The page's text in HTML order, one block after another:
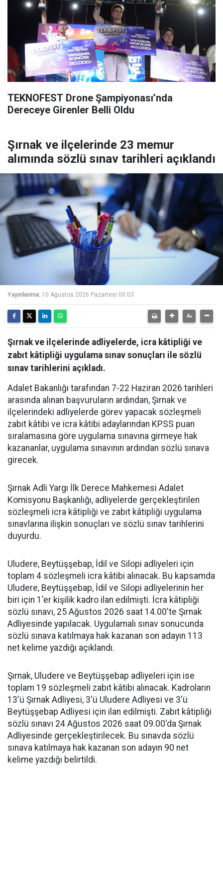
TEKNOFEST Drone Şampiyonası’nda
Dereceye Girenler Belli Oldu
Şırnak ve ilçelerinde 23 memur
alımında sözlü sınav tarihleri açıklandı
Yayınlanma: 10 Ağustos 2026 Pazartesi 00:03
Şırnak ve ilçelerinde adliyelerde, icra kâtipliği ve
zabıt kâtipliği uygulama sınav sonuçları ile sözlü
sınav tarihlerini açıkladı.
Adalet Bakanlığı tarafından 7-22 Haziran 2026 tarihleri
arasında alınan başvuruların ardından, Şırnak ve
ilçelerindeki adliyelerde görev yapacak sözleşmeli
zabıt kâtibi ve icra kâtibi adaylarından KPSS puan
sıralamasına göre uygulama sınavına girmeye hak
kazananlar, uygulama sınavının ardından sözlü sınava
girecek.
Şırnak Adli Yargı İlk Derece Mahkemesi Adalet
Komisyonu Başkanlığı, adliyelerde gerçekleştirilen
sözleşmeli icra kâtipliği ve zabıt kâtipliği uygulama
sınavlarına ilişkin sonuçları ve sözlü sınav tarihlerini
duyurdu.
Uludere, Beytüşşebap, İdil ve Silopi adliyeleri için
toplam 4 sözleşmeli icra kâtibi alınacak. Bu kapsamda
Uludere, Beytüşşebap, İdil ve Silopi adliyelerinin her
biri için 1'er kişilik kadro ilan edilmişti. İcra kâtipliği
sözlü sınavı, 25 Ağustos 2026 saat 14.00'te Şırnak
Adliyesinde yapılacak. Uygulamalı sınav sonucunda
sözlü sınava katılmaya hak kazanan son adayın 113
net kelime yazdığı açıklandı.
Şırnak, Uludere ve Beytüşşebap adliyeleri için ise
toplam 19 sözleşmeli zabıt kâtibi alınacak. Kadroların
13'ü Şırnak Adliyesi, 3'ü Uludere Adliyesi ve 3'ü
Beytüşşebap Adliyesi için ilan edilmişti. Zabıt kâtipliği
sözlü sınavı 24 Ağustos 2026 saat 09.00'da Şırnak
Adliyesinde gerçekleştirilecek. Bu sınavda sözlü
sınava katılmaya hak kazanan son adayın 90 net
kelime yazdığı belirtildi.